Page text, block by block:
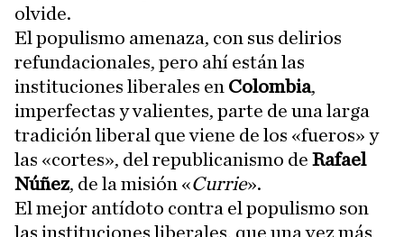
olvide.
El populismo amenaza, con sus delirios
refundacionales, pero ahí están las
instituciones liberales en Colombia,
imperfectas y valientes, parte de una larga
tradición liberal que viene de los «fueros» y
las «cortes», del republicanismo de Rafael
Núñez, de la misión «Currie».
El mejor antídoto contra el populismo son
las instituciones liberales, que una vez más